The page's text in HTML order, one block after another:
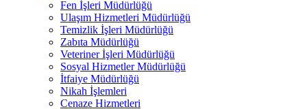
Fen İşleri Müdürlüğü
Ulaşım Hizmetleri Müdürlüğü
Temizlik İşleri Müdürlüğü
Zabıta Müdürlüğü
Veteriner İşleri Müdürlüğü
Sosyal Hizmetler Müdürlüğü
İtfaiye Müdürlüğü
Nikah İşlemleri
Cenaze Hizmetleri